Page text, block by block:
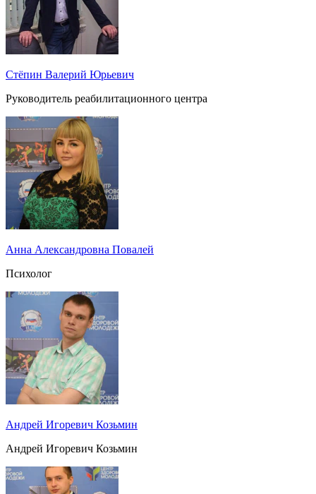
Стёпин Валерий Юрьевич
Руководитель реабилитационного центра
Анна Александровна Повалей
Психолог
Андрей Игоревич Козьмин
Андрей Игоревич Козьмин